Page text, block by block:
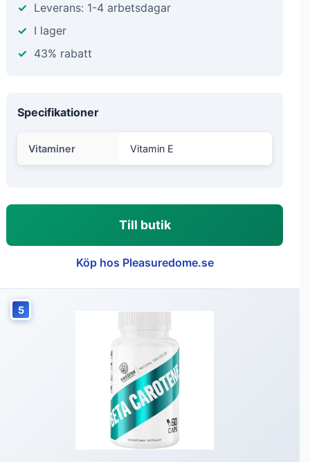
Leverans: 1-4 arbetsdagar
I lager
43% rabatt
Specifikationer
Vitaminer Vitamin E
Till butik
Köp hos Pleasuredome.se
5